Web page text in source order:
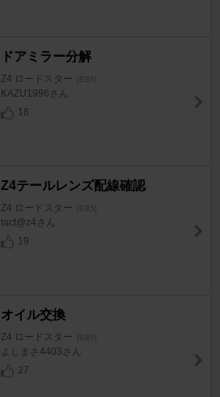
ドアミラー分解
Z4 ロードスター [E85]
KAZU1996さん
18
Z4テールレンズ配線確認
Z4 ロードスター [E85]
tact@z4さん
19
オイル交換
Z4 ロードスター [E85]
よしまさ4403さん
27